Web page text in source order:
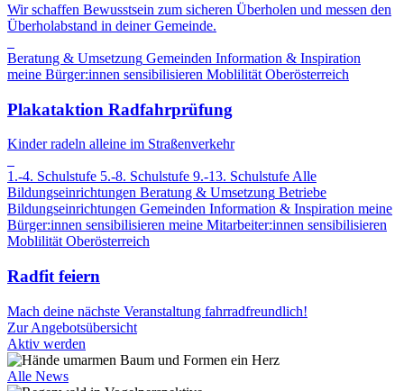
Wir schaffen Bewusstsein zum sicheren Überholen und messen den
Überholabstand in deiner Gemeinde.
Beratung & Umsetzung Gemeinden Information & Inspiration
meine Bürger:innen sensibilisieren Moblilität Oberösterreich
Plakataktion Radfahrprüfung
Kinder radeln alleine im Straßenverkehr
1.-4. Schulstufe 5.-8. Schulstufe 9.-13. Schulstufe Alle
Bildungseinrichtungen Beratung & Umsetzung Betriebe
Bildungseinrichtungen Gemeinden Information & Inspiration meine
Bürger:innen sensibilisieren meine Mitarbeiter:innen sensibilisieren
Moblilität Oberösterreich
Radfit feiern
Mach deine nächste Veranstaltung fahrradfreundlich!
Zur Angebotsübersicht
Aktiv werden
Alle News